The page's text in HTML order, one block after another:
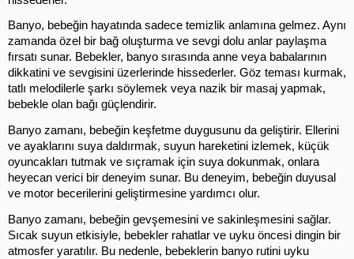
Banyo, bebeğin hayatında sadece temizlik anlamına gelmez. Aynı
zamanda özel bir bağ oluşturma ve sevgi dolu anlar paylaşma
fırsatı sunar. Bebekler, banyo sırasında anne veya babalarının
dikkatini ve sevgisini üzerlerinde hissederler. Göz teması kurmak,
tatlı melodilerle şarkı söylemek veya nazik bir masaj yapmak,
bebekle olan bağı güçlendirir.
Banyo zamanı, bebeğin keşfetme duygusunu da geliştirir. Ellerini
ve ayaklarını suya daldırmak, suyun hareketini izlemek, küçük
oyuncakları tutmak ve sıçramak için suya dokunmak, onlara
heyecan verici bir deneyim sunar. Bu deneyim, bebeğin duyusal
ve motor becerilerini geliştirmesine yardımcı olur.
Banyo zamanı, bebeğin gevşemesini ve sakinleşmesini sağlar.
Sıcak suyun etkisiyle, bebekler rahatlar ve uyku öncesi dingin bir
atmosfer yaratılır. Bu nedenle, bebeklerin banyo rutini uyku